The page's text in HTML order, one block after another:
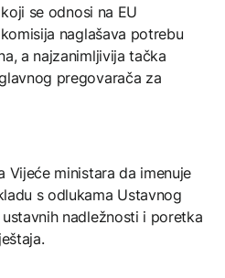
se odnosi na EU
naglašava potrebu
a najzanimljivija tačka
pregovarača za
Vijeće ministara da imenuje
s odlukama Ustavnog
nadležnosti i poretka